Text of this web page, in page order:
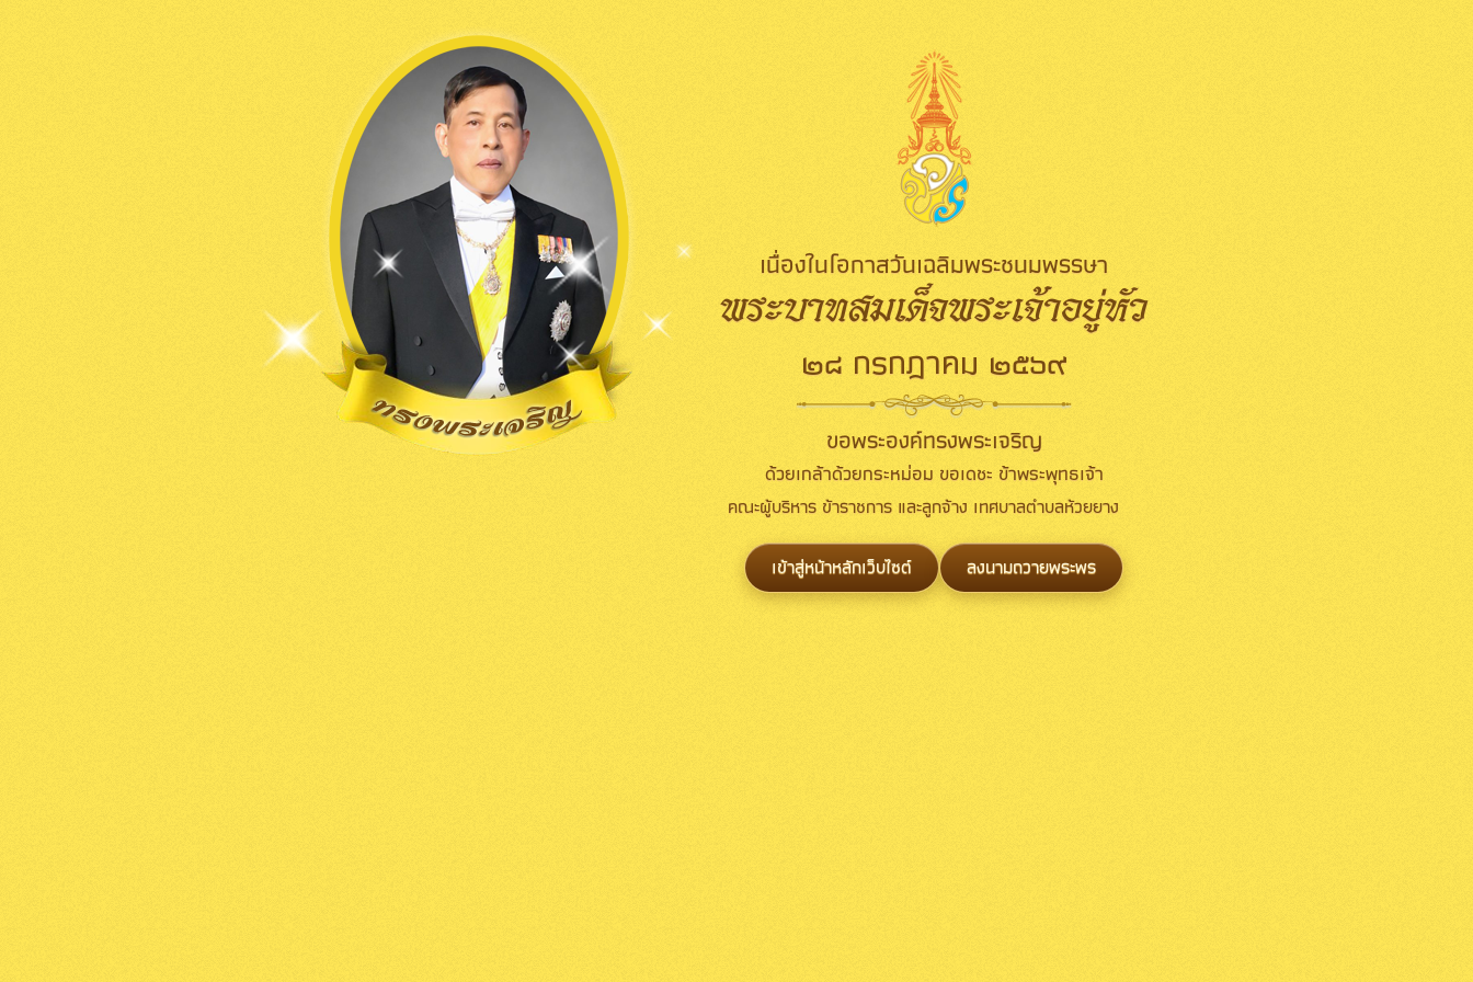
คณะผู้บริหาร ข้าราชการ และลูกจ้าง เทศบาลตำบลห้วยยาง
เนื่องในโอกาสวันเฉลิมพระชนมพรรษา
พระบาทสมเด็จพระเจ้าอยู่หัว
๒๘ กรกฎาคม ๒๕๖๙
ขอพระองค์ทรงพระเจริญ
ด้วยเกล้าด้วยกระหม่อม ขอเดชะ ข้าพระพุทธเจ้า
เข้าสู่หน้าหลักเว็บไซต์ ลงนามถวายพระพร